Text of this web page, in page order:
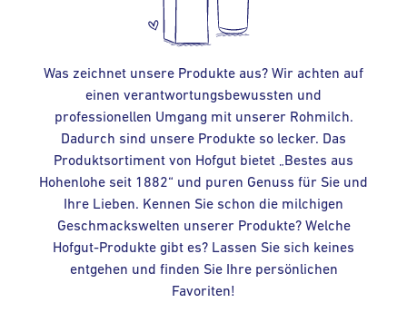
Was zeichnet unsere Produkte aus? Wir achten auf
einen verantwortungsbewussten und
professionellen Umgang mit unserer Rohmilch.
Dadurch sind unsere Produkte so lecker. Das
Produktsortiment von Hofgut bietet „Bestes aus
Hohenlohe seit 1882“ und puren Genuss für Sie und
Ihre Lieben. Kennen Sie schon die milchigen
Geschmackswelten unserer Produkte? Welche
Hofgut-Produkte gibt es? Lassen Sie sich keines
entgehen und finden Sie Ihre persönlichen
Favoriten!